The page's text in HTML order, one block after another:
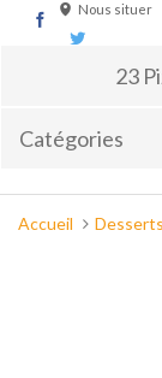
Nous situer
23
Catégories
Vous
Accueil Desserts